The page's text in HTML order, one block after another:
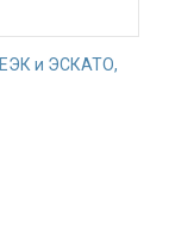
ЕЭК и ЭСКАТО,